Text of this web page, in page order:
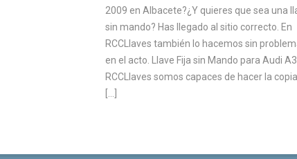
2009 en Albacete?¿Y quieres que sea una
sin mando? Has llegado al sitio correcto. En
RCCLlaves también lo hacemos sin
en el acto. Llave Fija sin Mando para Audi
RCCLlaves somos capaces de hacer la